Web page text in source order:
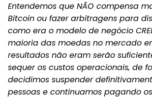
Entendemos que NÃO compensa
Bitcoin ou fazer arbitragens para
como era o modelo de negócio
maioria das moedas no mercado
resultados não eram serão
sequer os custos operacionais, de
decidimos suspender
pessoas e continuamos pagando